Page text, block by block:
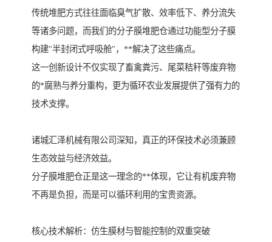
传统堆肥方式往往面临臭气扩散、效率低下、养分流失
等诸多问题，而我们的分子膜堆肥仓通过功能型分子膜
构建"半封闭式呼吸舱"，**解决了这些痛点。
这一创新设计不仅实现了畜禽粪污、尾菜秸秆等废弃物
的*腐熟与养分重构，更为循环农业发展提供了强有力的
技术支撑。
诸城汇泽机械有限公司深知，真正的环保技术必须兼顾
生态效益与经济效益。
分子膜堆肥仓正是这一理念的**体现，它让有机废弃物
不再是负担，而是可以循环利用的宝贵资源。
核心技术解析：仿生膜材与智能控制的双重突破